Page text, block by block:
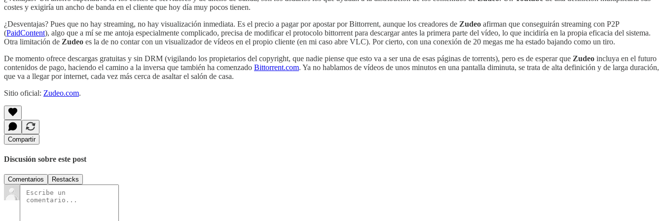
costes y exigiría un ancho de banda en el cliente que hoy día muy pocos tienen.
¿Desventajas? Pues que no hay streaming, no hay visualización inmediata. Es el precio a pagar por apostar por Bittorrent, aunque los creadores de Zudeo afirman que conseguirán streaming con P2P
(PaidContent), algo que a mí se me antoja especialmente complicado, precisa de modificar el protocolo bittorrent para descargar antes la primera parte del vídeo, lo que incidiría en la propia eficacia del sistema.
Otra limitación de Zudeo es la de no contar con un visualizador de vídeos en el propio cliente (en mi caso abre VLC). Por cierto, con una conexión de 20 megas me ha estado bajando como un tiro.
De momento ofrece descargas gratuitas y sin DRM (vigilando los propietarios del copyright, que nadie piense que esto va a ser una de esas páginas de torrents), pero es de esperar que Zudeo incluya en el futuro
contenidos de pago, haciendo el camino a la inversa que también ha comenzado Bittorrent.com. Ya no hablamos de vídeos de unos minutos en una pantalla diminuta, se trata de alta definición y de larga duración,
que va a llegar por internet, cada vez más cerca de asaltar el salón de casa.
Sitio oficial: Zudeo.com.
Compartir
Discusión sobre este post
Comentarios Restacks